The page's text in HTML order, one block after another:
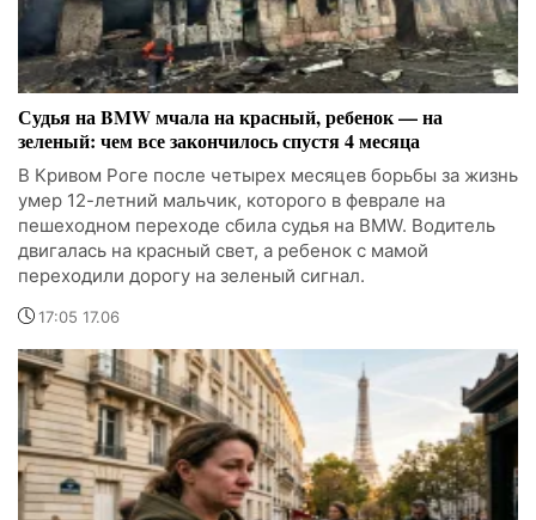
Судья на BMW мчала на красный, ребенок — на
зеленый: чем все закончилось спустя 4 месяца
В Кривом Роге после четырех месяцев борьбы за жизнь
умер 12-летний мальчик, которого в феврале на
пешеходном переходе сбила судья на BMW. Водитель
двигалась на красный свет, а ребенок с мамой
переходили дорогу на зеленый сигнал.
17:05 17.06